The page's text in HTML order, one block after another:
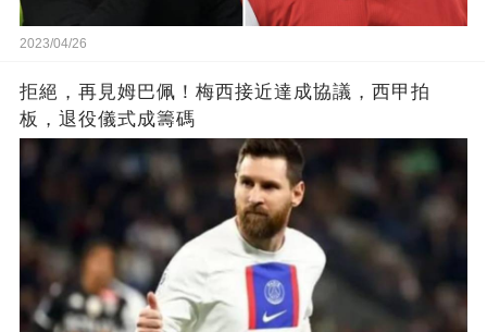
2023/04/26
拒絕，再見姆巴佩！梅西接近達成協議，西甲拍
板，退役儀式成籌碼